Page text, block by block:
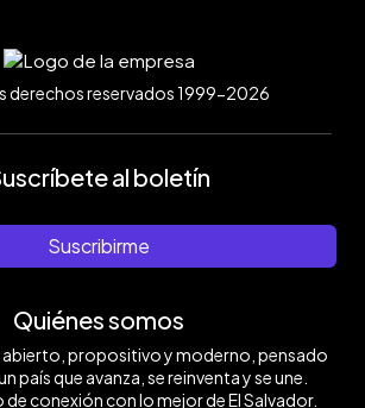
derechos reservados 1999-2026
al boletín
Suscribirme
Quiénes somos
propositivo y moderno, pensado
país que avanza, se reinventa y se une.
conexión con lo mejor de El Salvador.